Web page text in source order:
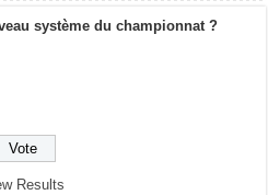
système du championnat ?
Results